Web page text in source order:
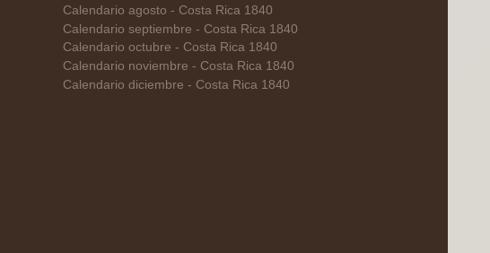
Calendario agosto - Costa Rica 1840
Calendario septiembre - Costa Rica 1840
Calendario octubre - Costa Rica 1840
Calendario noviembre - Costa Rica 1840
Calendario diciembre - Costa Rica 1840